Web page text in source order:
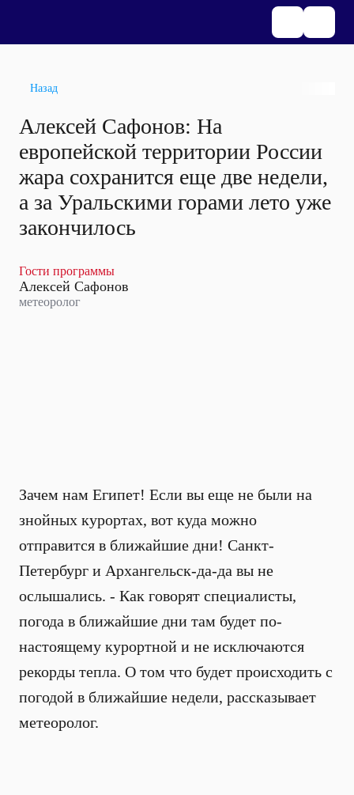
Назад
Алексей Сафонов: На
европейской территории России
жара сохранится еще две недели,
а за Уральскими горами лето уже
закончилось
Гости программы
Алексей Сафонов
метеоролог
Зачем нам Египет! Если вы еще не были на
знойных курортах, вот куда можно
отправится в ближайшие дни! Санкт-
Петербург и Архангельск-да-да вы не
ослышались. - Как говорят специалисты,
погода в ближайшие дни там будет по-
настоящему курортной и не исключаются
рекорды тепла. О том что будет происходить с
погодой в ближайшие недели, рассказывает
метеоролог.